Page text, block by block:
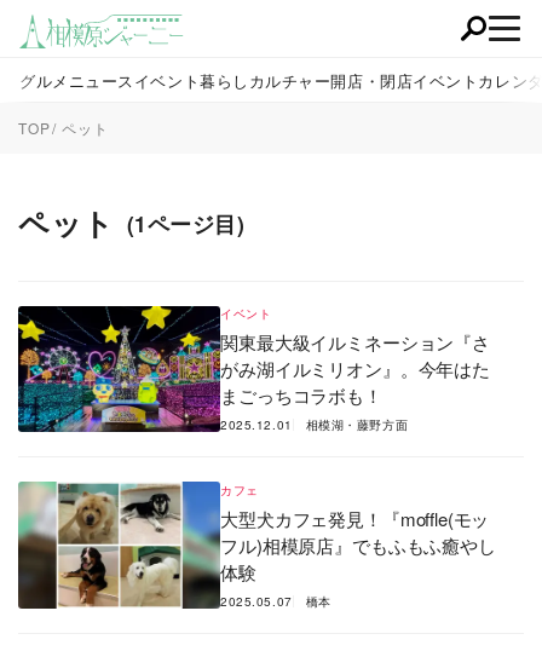
グルメ ニュース イベント暮らし カルチャー開店・閉店イベントカレン
TOP ペット
ペット (1ページ目)
イベント
関東最大級イルミネーション『さ
がみ湖イルミリオン』。今年はた
まごっちコラボも！
2025.12.01 相模湖・藤野方面
カフェ
大型犬カフェ発見！『moffle(モッ
フル)相模原店』でもふもふ癒やし
体験
2025.05.07 橋本